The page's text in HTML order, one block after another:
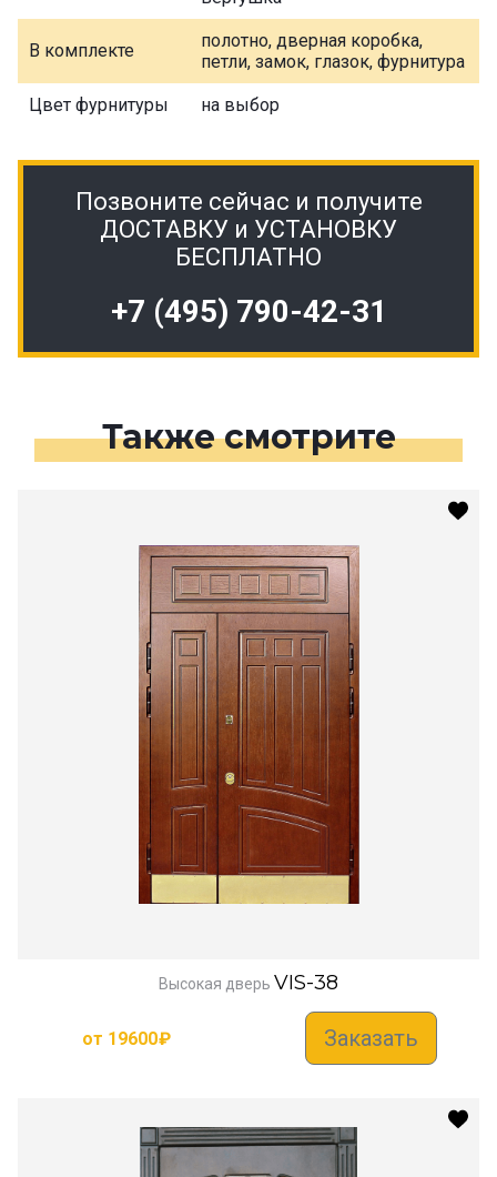
В комплекте
полотно, дверная коробка,
петли, замок, глазок, фурнитура
Цвет фурнитуры на выбор
Позвоните сейчас и получите
ДОСТАВКУ и УСТАНОВКУ
БЕСПЛАТНО
+7 (495) 790-42-31
Также смотрите
Высокая дверь VIS-38
от 19600₽ Заказать